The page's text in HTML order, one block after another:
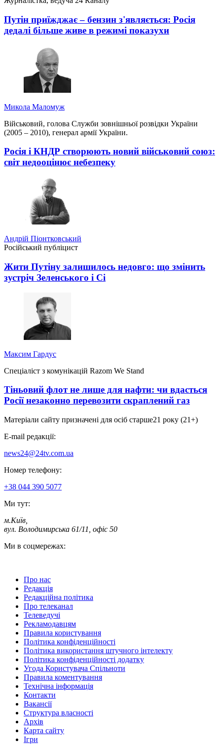
Путін приїжджає – бензин з'являється: Росія
дедалі більше живе в режимі показухи
Микола Маломуж
Військовий, голова Служби зовнішньої розвідки України
(2005 – 2010), генерал армії України.
Росія і КНДР створюють новий військовий союз:
світ недооцінює небезпеку
Андрій Піонтковський
Російський публіцист
Жити Путіну залишилось недовго: що змінить
зустріч Зеленського і Сі
Максим Гардус
Спеціаліст з комунікацій Razom We Stand
Тіньовий флот не лише для нафти: чи вдасться
Росії незаконно перевозити скраплений газ
Матеріали сайту призначені для осіб старше21 року (21+)
E-mail редакції:
news24@24tv.com.ua
Номер телефону:
+38 044 390 5077
Ми тут:
м.Київ
вул. Володимирська 61/11, офіс 50
Ми в соцмережах:
Про нас
Редакція
Редакційна політика
Про телеканал
Телеведучі
Рекламодавцям
Правила користування
Політика конфіденційності
Політика використання штучного інтелекту
Політика конфіденційності додатку
Угода Користувача Спільноти
Правила коментування
Технічна інформація
Контакти
Вакансії
Структура власності
Архів
Карта сайту
Ігри